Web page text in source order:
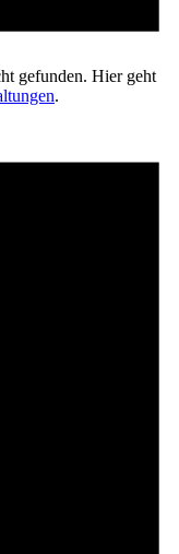
gefunden. Hier geht
.